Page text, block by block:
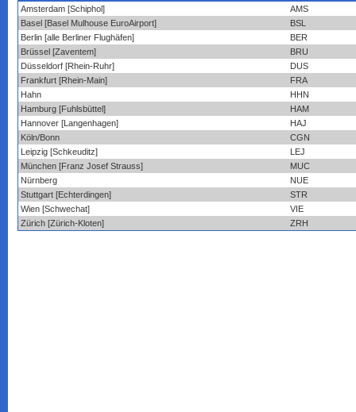
Amsterdam [Schiphol]
AMS
Basel [Basel Mulhouse EuroAirport]
BSL
Berlin [alle Berliner Flughäfen]
BER
Brüssel [Zaventem]
BRU
Düsseldorf [Rhein-Ruhr]
DUS
Frankfurt [Rhein-Main]
FRA
Hahn
HHN
Hamburg [Fuhlsbüttel]
HAM
Hannover [Langenhagen]
HAJ
Köln/Bonn
CGN
Leipzig [Schkeuditz]
LEJ
München [Franz Josef Strauss]
MUC
Nürnberg
NUE
Stuttgart [Echterdingen]
STR
Wien [Schwechat]
VIE
Zürich [Zürich-Kloten]
ZRH